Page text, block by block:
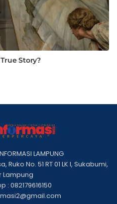
LAMPUNG
No. 51 RT 01 LK I, Sukabumi,
Lampung
: 082179616150